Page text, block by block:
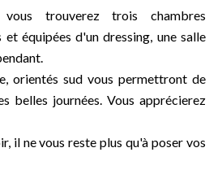
trouverez trois chambres
et équipées d'un dressing, une salle
orientés sud vous permettront de
belles journées. Vous apprécierez
il ne vous reste plus qu'à poser vos